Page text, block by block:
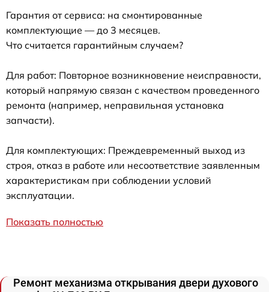
Гарантия от сервиса: на смонтированные
комплектующие — до 3 месяцев.
Что считается гарантийным случаем?
Для работ: Повторное возникновение неисправности,
который напрямую связан с качеством проведенного
ремонта (например, неправильная установка
запчасти).
Для комплектующих: Преждевременный выход из
строя, отказ в работе или несоответствие заявленным
характеристикам при соблюдении условий
эксплуатации.
Показать полностью
Ремонт механизма открывания двери духового